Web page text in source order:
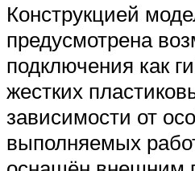
Конструкцией
предусмотрена
подключения как
жестких
зависимости от
выполняемых